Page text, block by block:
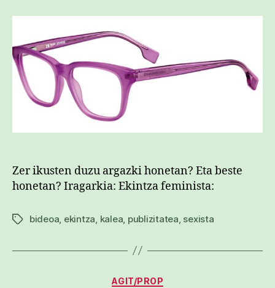
Zer ikusten duzu argazki honetan? Eta beste
honetan? Iragarkia: Ekintza feminista:
Etiketak
bideoa ekintza kalea publizitatea sexista
Kategoriak
AGIT/PROP